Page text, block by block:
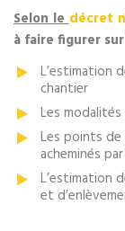
Selon ledécret
à faire figurer
L’estimation
chantier
Les
Les points
acheminés
L’estimation
et